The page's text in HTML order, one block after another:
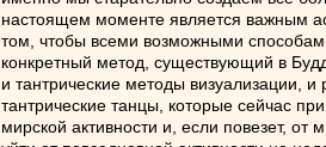
настоящем моменте является важным
том, чтобы всеми возможными
конкретный метод, существующий в
и тантрические методы
тантрические танцы, которые сейчас
мирской активности и, если повезет,